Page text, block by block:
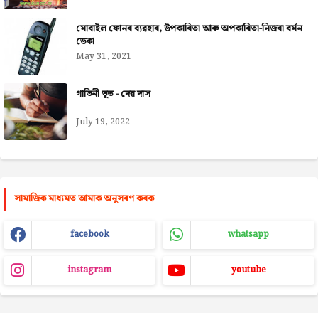
মোবাইল ফোনৰ ব্যৱহাৰ, উপকাৰিতা আৰু অপকাৰিতা-নিজৰা বৰ্মন
ডেকা
May 31, 2021
গাভিনী ভূত - দেৱ দাস
July 19, 2022
সামাজিক মাধ্যমত আমাক অনুসৰণ কৰক
facebook whatsapp
instagram youtube